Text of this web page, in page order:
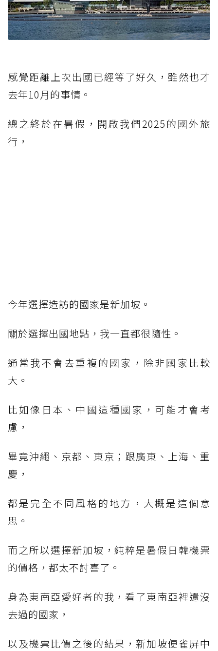
感覺距離上次出國已經等了好久，雖然也才
去年10月的事情。
總之終於在暑假，開啟我們2025的國外旅
行，
今年選擇造訪的國家是新加坡。
關於選擇出國地點，我一直都很隨性。
通常我不會去重複的國家，除非國家比較
大。
比如像日本、中國這種國家，可能才會考
慮，
畢竟沖繩、京都、東京；跟廣東、上海、重
慶，
都是完全不同風格的地方，大概是這個意
思。
而之所以選擇新加坡，純粹是暑假日韓機票
的價格，都太不討喜了。
身為東南亞愛好者的我，看了東南亞裡還沒
去過的國家，
以及機票比價之後的結果，新加坡便雀屏中